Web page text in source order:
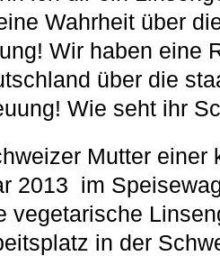
Wahrheit über
Wir haben eine
über die
Wie seht ihr
Mutter einer
2013 im
vegetarische
in der